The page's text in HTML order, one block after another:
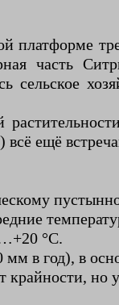
платформе
часть
сельское
ещё
°C.
мм в год), в
крайности,